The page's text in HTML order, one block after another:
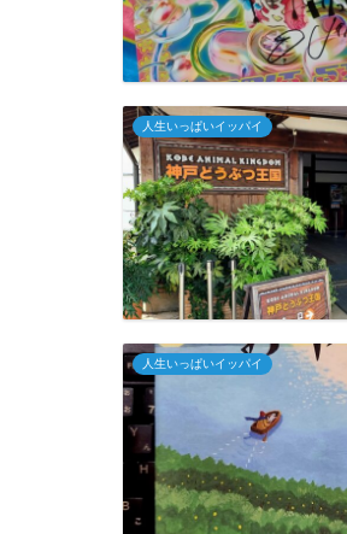
人生いっぱいイッパイ
人生いっぱいイッパイ